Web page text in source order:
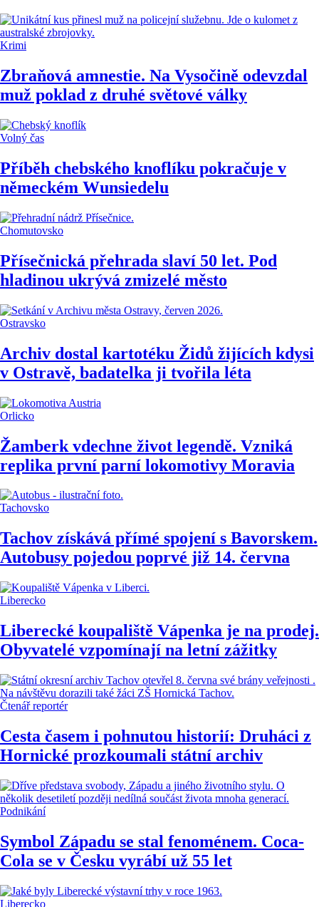
Krimi
Zbraňová amnestie. Na Vysočině odevzdal
muž poklad z druhé světové války
Volný čas
Příběh chebského knoflíku pokračuje v
německém Wunsiedelu
Chomutovsko
Přísečnická přehrada slaví 50 let. Pod
hladinou ukrývá zmizelé město
Ostravsko
Archiv dostal kartotéku Židů žijících kdysi
v Ostravě, badatelka ji tvořila léta
Orlicko
Žamberk vdechne život legendě. Vzniká
replika první parní lokomotivy Moravia
Tachovsko
Tachov získává přímé spojení s Bavorskem.
Autobusy pojedou poprvé již 14. června
Liberecko
Liberecké koupaliště Vápenka je na prodej.
Obyvatelé vzpomínají na letní zážitky
Čtenář reportér
Cesta časem i pohnutou historií: Druháci z
Hornické prozkoumali státní archiv
Podnikání
Symbol Západu se stal fenoménem. Coca-
Cola se v Česku vyrábí už 55 let
Liberecko